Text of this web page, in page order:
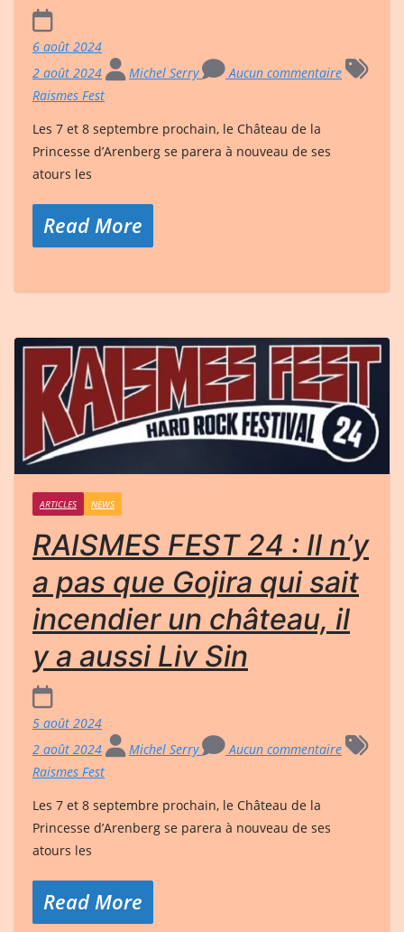
6 août 2024
2 août 2024
Michel Serry
Aucun commentaire
Raismes Fest
Les 7 et 8 septembre prochain, le Château de la
Princesse d’Arenberg se parera à nouveau de ses
atours les
Read More
ARTICLES NEWS
RAISMES FEST 24 : Il n’y
a pas que Gojira qui sait
incendier un château, il
y a aussi Liv Sin
5 août 2024
2 août 2024
Michel Serry
Aucun commentaire
Raismes Fest
Les 7 et 8 septembre prochain, le Château de la
Princesse d’Arenberg se parera à nouveau de ses
atours les
Read More